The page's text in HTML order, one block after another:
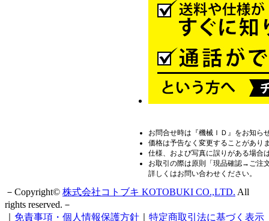
お問合せ時は『機械ＩＤ』をお知ら
価格は予告なく変更することがあり
仕様、および写真に誤りがある場合
お取引の際は原則「現品確認→ご
詳しくはお問い合わせください。
－Copyright© 株式会社コトブキ KOTOBUKI CO.,LTD. All
rights reserved.－
免責事項・個人情報保護方針 特定商取引法に基づく表示